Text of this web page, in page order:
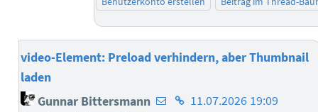
video-Element: Preload verhindern, aber Thumbnail
laden
Gunnar Bittersmann E-
Homepage
11.07.2026 19:09